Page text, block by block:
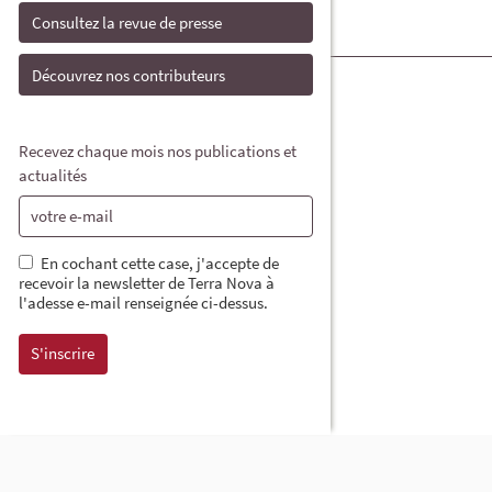
Consultez la revue de presse
Découvrez nos contributeurs
Recevez chaque mois nos publications et
actualités
En cochant cette case, j'accepte de
recevoir la newsletter de Terra Nova à
l'adesse e-mail renseignée ci-dessus.